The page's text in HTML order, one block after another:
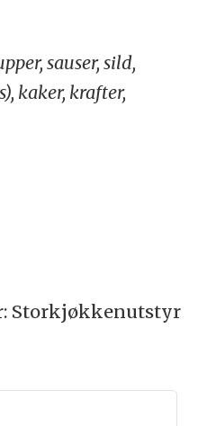
sauser, sild,
kaker, krafter,
Storkjøkkenutstyr
kjøtt